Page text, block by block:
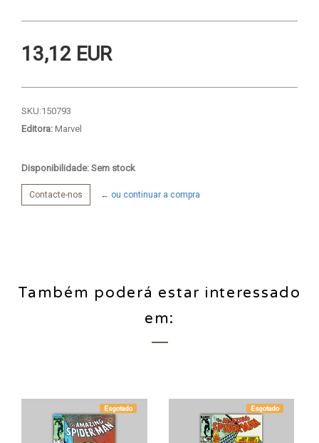
13,12 EUR
SKU:150793
Editora: Marvel
Disponibilidade: Sem stock
Contacte-nos ← ou continuar a compra
Também poderá estar interessado
em:
Esgotado Esgotado